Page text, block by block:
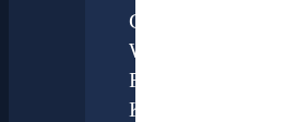
Change-
Workshops,
Rollenklärung und
Kulturentwicklung